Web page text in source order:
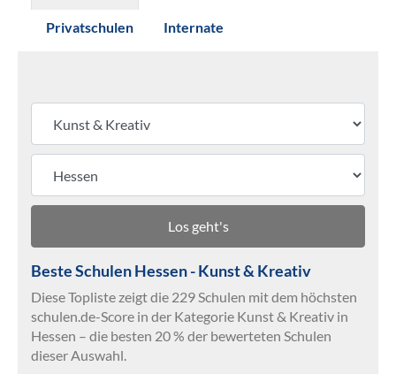
Privatschulen Internate
Los geht's
Beste Schulen Hessen - Kunst & Kreativ
Diese Topliste zeigt die 229 Schulen mit dem höchsten
schulen.de-Score in der Kategorie Kunst & Kreativ in
Hessen – die besten 20 % der bewerteten Schulen
dieser Auswahl.